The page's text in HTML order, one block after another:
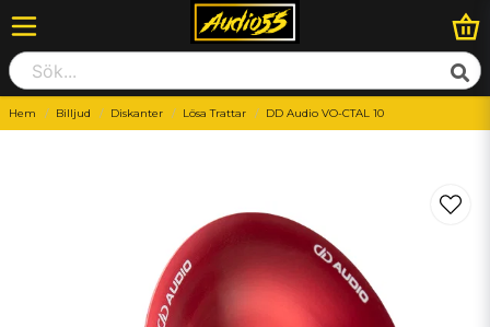
Hem Billjud Diskanter Lösa Trattar DD Audio VO-CTAL 10